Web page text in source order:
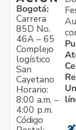
Bogotá:
Carrera
85D No.
46A – 65
Complejo
logístico
San
Cayetano
Horario:
8:00 a.m. –
4:00 p.m.
Código